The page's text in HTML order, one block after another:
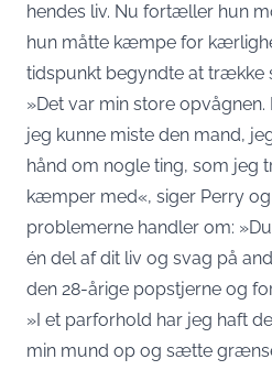
hendes liv. Nu fortæller hun
hun måtte kæmpe for
tidspunkt begyndte at trække
»Det var min store
jeg kunne miste den mand,
hånd om nogle ting, som jeg
kæmper med«, siger Perry
problemerne handler om:
én del af dit liv og svag på
den 28-årige popstjerne og
»I et parforhold har jeg haft
min mund op og sætte